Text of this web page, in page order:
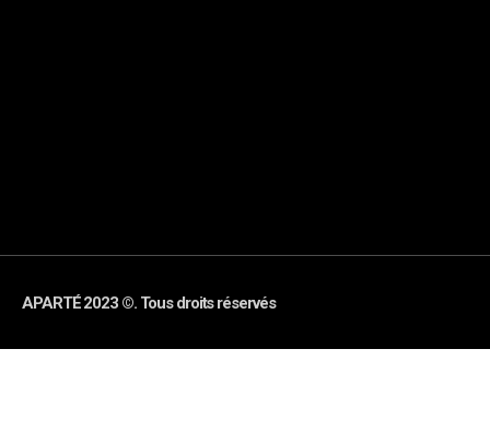
APARTÉ 2023 ©. Tous droits réservés